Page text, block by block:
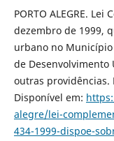
PORTO ALEGRE.
dezembro de 1999,
urbano no
de Desenvolvimento
outras providências.
Disponível em:
alegre/lei-
434-1999-dispoe-